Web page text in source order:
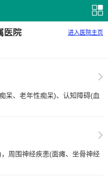
医院 进入医院主页
呆、老年性痴呆)、认知障碍(血
周围神经疾患(面瘫、坐骨神经